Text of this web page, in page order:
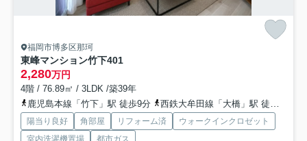
福岡市博多区那珂
東峰マンション竹下401
2,280万円
4階 / 76.89㎡ / 3LDK /築39年
鹿児島本線「竹下」駅 徒歩9分
西鉄大牟田線「大橋」駅 徒歩26分
陽当り良好 角部屋 リフォーム済
ウォークインクロゼット
室内洗濯機置場
都市ガス